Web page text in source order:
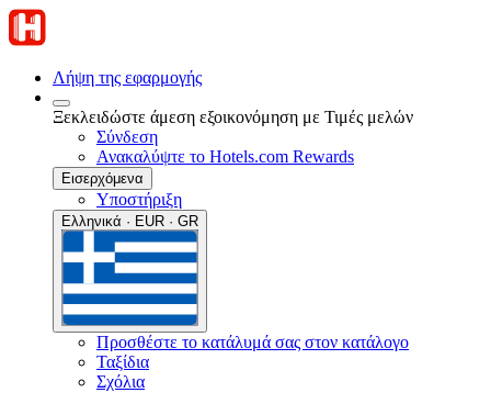
Λήψη της εφαρμογής
Ξεκλειδώστε άμεση εξοικονόμηση με Τιμές μελών
Σύνδεση
Ανακαλύψτε το Hotels.com Rewards
Εισερχόμενα
Υποστήριξη
Ελληνικά · EUR · GR
Προσθέστε το κατάλυμά σας στον κατάλογο
Ταξίδια
Σχόλια